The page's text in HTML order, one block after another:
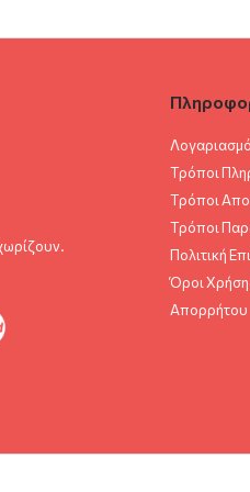
Τρόποι
Τρόποι
Τρόποι
Πολιτική
Όροι
Aπορρήτου